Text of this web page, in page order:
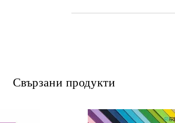
Свързани продукти